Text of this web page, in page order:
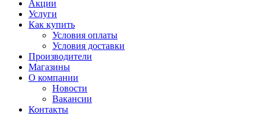
Акции
Услуги
Как купить
Условия оплаты
Условия доставки
Производители
Магазины
О компании
Новости
Вакансии
Контакты